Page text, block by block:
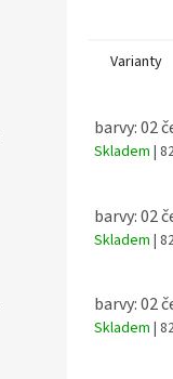
Varianty
barvy: 02
Skladem |
barvy: 02
Skladem |
barvy: 02
Skladem |